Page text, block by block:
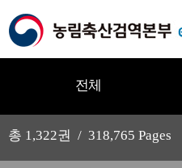
전체
총 1,322권 / 318,765 Pages